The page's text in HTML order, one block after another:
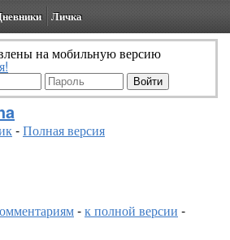
Личка
на мобильную версию
-Полная версия
-к полной версии -